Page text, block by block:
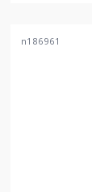
n186961